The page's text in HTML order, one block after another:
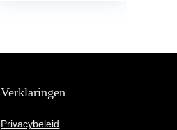
Verklaringen
Privacybeleid